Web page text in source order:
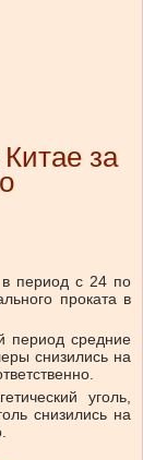
за
в период с 24 по
проката в
период средние
снизились на
уголь,
снизились на